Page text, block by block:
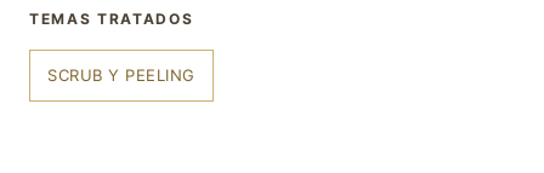
TEMAS TRATADOS
SCRUB Y PEELING